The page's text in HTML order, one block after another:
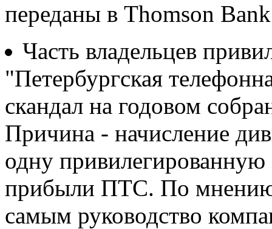
переданы в Thomson
Часть владельцев
"Петербургская
скандал на годовом
Причина - начисление
одну
прибыли ПТС. По мнению
самым руководство